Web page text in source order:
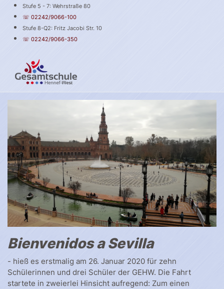
Stufe 5 - 7: Wehrstraße 80
☏ 02242/9066-100
Stufe 8-Q2: Fritz Jacobi Str. 10
☏ 02242/9066-350
Bienvenidos a Sevilla
- hieß es erstmalig am 26. Januar 2020 für zehn
Schülerinnen und drei Schüler der GEHW. Die Fahrt
startete in zweierlei Hinsicht aufregend: Zum einen